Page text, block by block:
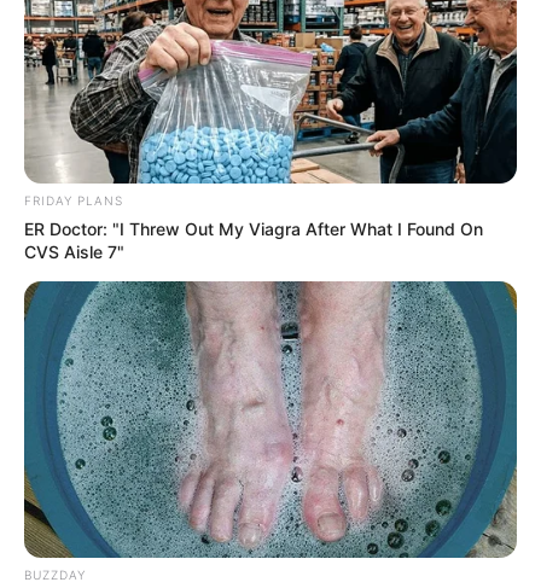
FRIDAY PLANS
ER Doctor: "I Threw Out My Viagra After What I Found On
CVS Aisle 7"
BUZZDAY